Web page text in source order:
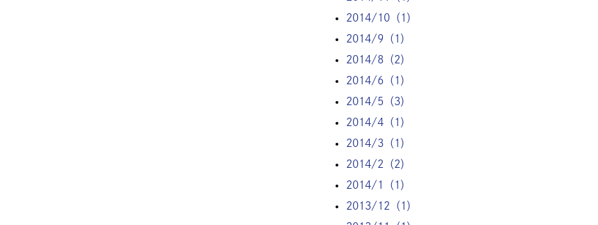
2014/10（1）
2014/9（1）
2014/8（2）
2014/6（1）
2014/5（3）
2014/4（1）
2014/3（1）
2014/2（2）
2014/1（1）
2013/12（1）